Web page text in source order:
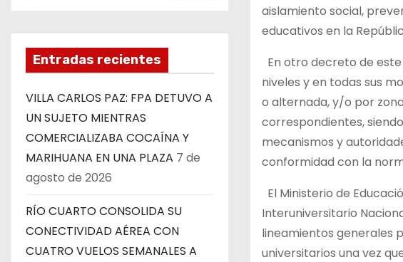
Entradas recientes
VILLA CARLOS PAZ: FPA DETUVO A
UN SUJETO MIENTRAS
COMERCIALIZABA COCAÍNA Y
MARIHUANA EN UNA PLAZA 7 de
agosto de 2026
RÍO CUARTO CONSOLIDA SU
CONECTIVIDAD AÉREA CON
CUATRO VUELOS SEMANALES A
aislamiento social,
educativos en la
En otro decreto de
niveles y en todas sus
o alternada, y/o por
correspondientes,
mecanismos y
conformidad con la
El Ministerio de
Interuniversitario
lineamientos generales
universitarios una vez